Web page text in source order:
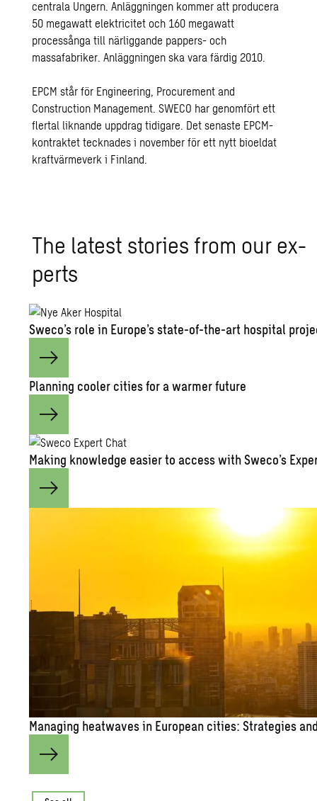
centrala Ungern. Anläggningen kommer att producera
50 megawatt elektricitet och 160 megawatt
processånga till närliggande pappers- och
massafabriker. Anläggningen ska vara färdig 2010.
EPCM står för Engineering, Procurement and
Construction Management. SWECO har genomfört ett
flertal liknande uppdrag tidigare. Det senaste EPCM-
kontraktet tecknades i november för ett nytt bioeldat
kraftvärmeverk i Finland.
The lat­est sto­ries from our ex­
perts
Sweco’s role in Eu­rope’s state-of-the-art hos­pi­tal
Plan­ning cooler cities for a warmer fu­ture
Mak­ing knowl­edge eas­ier to ac­cess with Sweco’s
Man­ag­ing heat­waves in Eu­ro­pean cities: Strate­gies